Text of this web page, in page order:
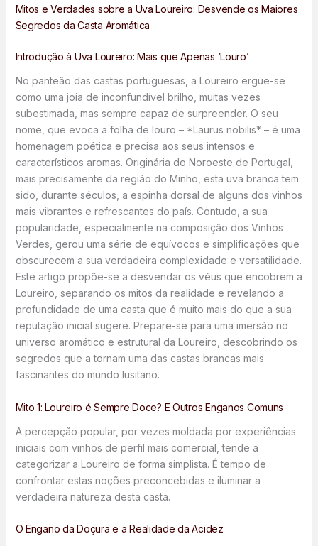
Mitos e Verdades sobre a Uva Loureiro: Desvende os Maiores
Segredos da Casta Aromática
Introdução à Uva Loureiro: Mais que Apenas ‘Louro’
No panteão das castas portuguesas, a Loureiro ergue-se
como uma joia de inconfundível brilho, muitas vezes
subestimada, mas sempre capaz de surpreender. O seu
nome, que evoca a folha de louro – *Laurus nobilis* – é uma
homenagem poética e precisa aos seus intensos e
característicos aromas. Originária do Noroeste de Portugal,
mais precisamente da região do Minho, esta uva branca tem
sido, durante séculos, a espinha dorsal de alguns dos vinhos
mais vibrantes e refrescantes do país. Contudo, a sua
popularidade, especialmente na composição dos Vinhos
Verdes, gerou uma série de equívocos e simplificações que
obscurecem a sua verdadeira complexidade e versatilidade.
Este artigo propõe-se a desvendar os véus que encobrem a
Loureiro, separando os mitos da realidade e revelando a
profundidade de uma casta que é muito mais do que a sua
reputação inicial sugere. Prepare-se para uma imersão no
universo aromático e estrutural da Loureiro, descobrindo os
segredos que a tornam uma das castas brancas mais
fascinantes do mundo lusitano.
Mito 1: Loureiro é Sempre Doce? E Outros Enganos Comuns
A percepção popular, por vezes moldada por experiências
iniciais com vinhos de perfil mais comercial, tende a
categorizar a Loureiro de forma simplista. É tempo de
confrontar estas noções preconcebidas e iluminar a
verdadeira natureza desta casta.
O Engano da Doçura e a Realidade da Acidez